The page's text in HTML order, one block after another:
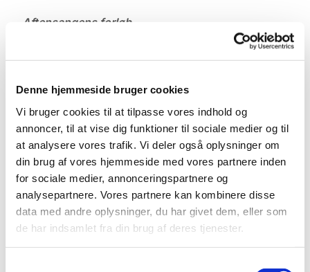
Denne hjemmeside bruger cookies
Vi bruger cookies til at tilpasse vores indhold og
annoncer, til at vise dig funktioner til sociale medier og til
at analysere vores trafik. Vi deler også oplysninger om
din brug af vores hjemmeside med vores partnere inden
for sociale medier, annonceringspartnere og
analysepartnere. Vores partnere kan kombinere disse
data med andre oplysninger, du har givet dem, eller som
de har indsamlet fra din brug af deres tjenester.
Aftensangens forløb
Der er aftensang mandag til lørdag kl. 17.30 – 18 i
Aftensangens forløb (med undtagelse af onsdag)
Præludium
1. salme
Læsning og bøn
2. salme
Velsignelse